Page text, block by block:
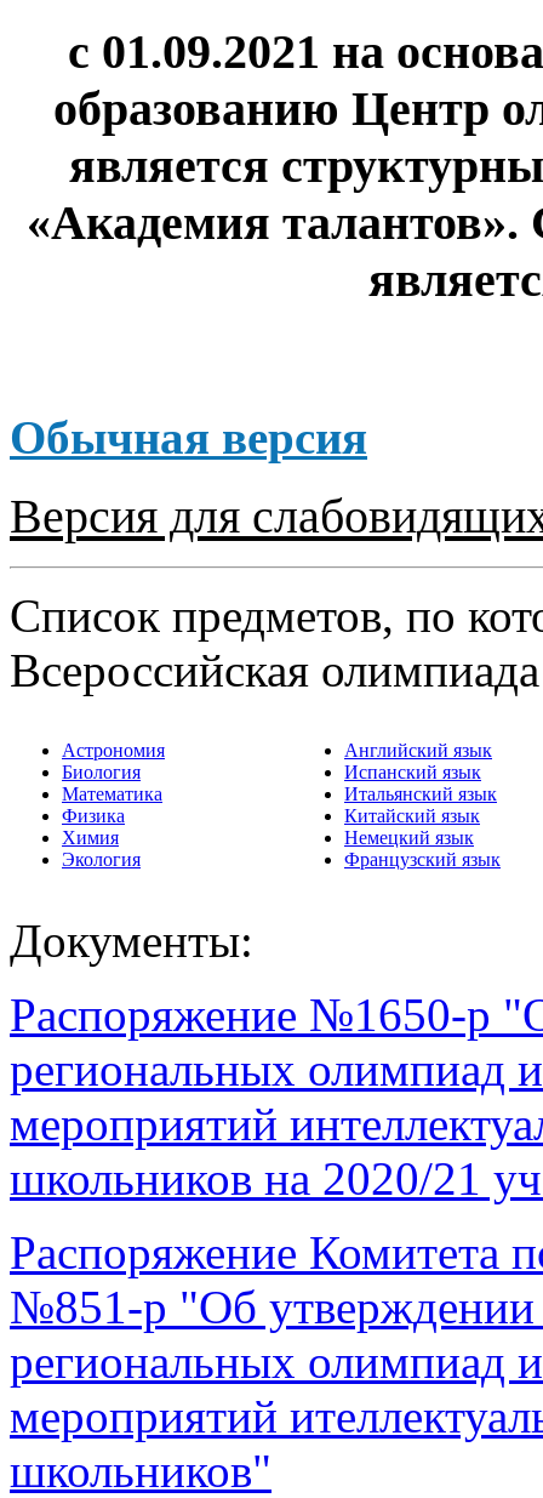
с 01.09.2021 на
образованию Центр
является
«Академия талантов».
Обычная версия
Версия для
Список предметов, по
Всероссийская
Астрономия
Биология
Математика
Физика
Химия
Экология
Английский язык
Испанский язык
Итальянский язык
Китайский язык
Немецкий язык
Французский язык
Документы:
Распоряжение №1650-р
региональных олимпиад
мероприятий
школьников на 2020/21
Распоряжение Комитета
№851-р "Об утверждении
региональных олимпиад
мероприятий
школьников"